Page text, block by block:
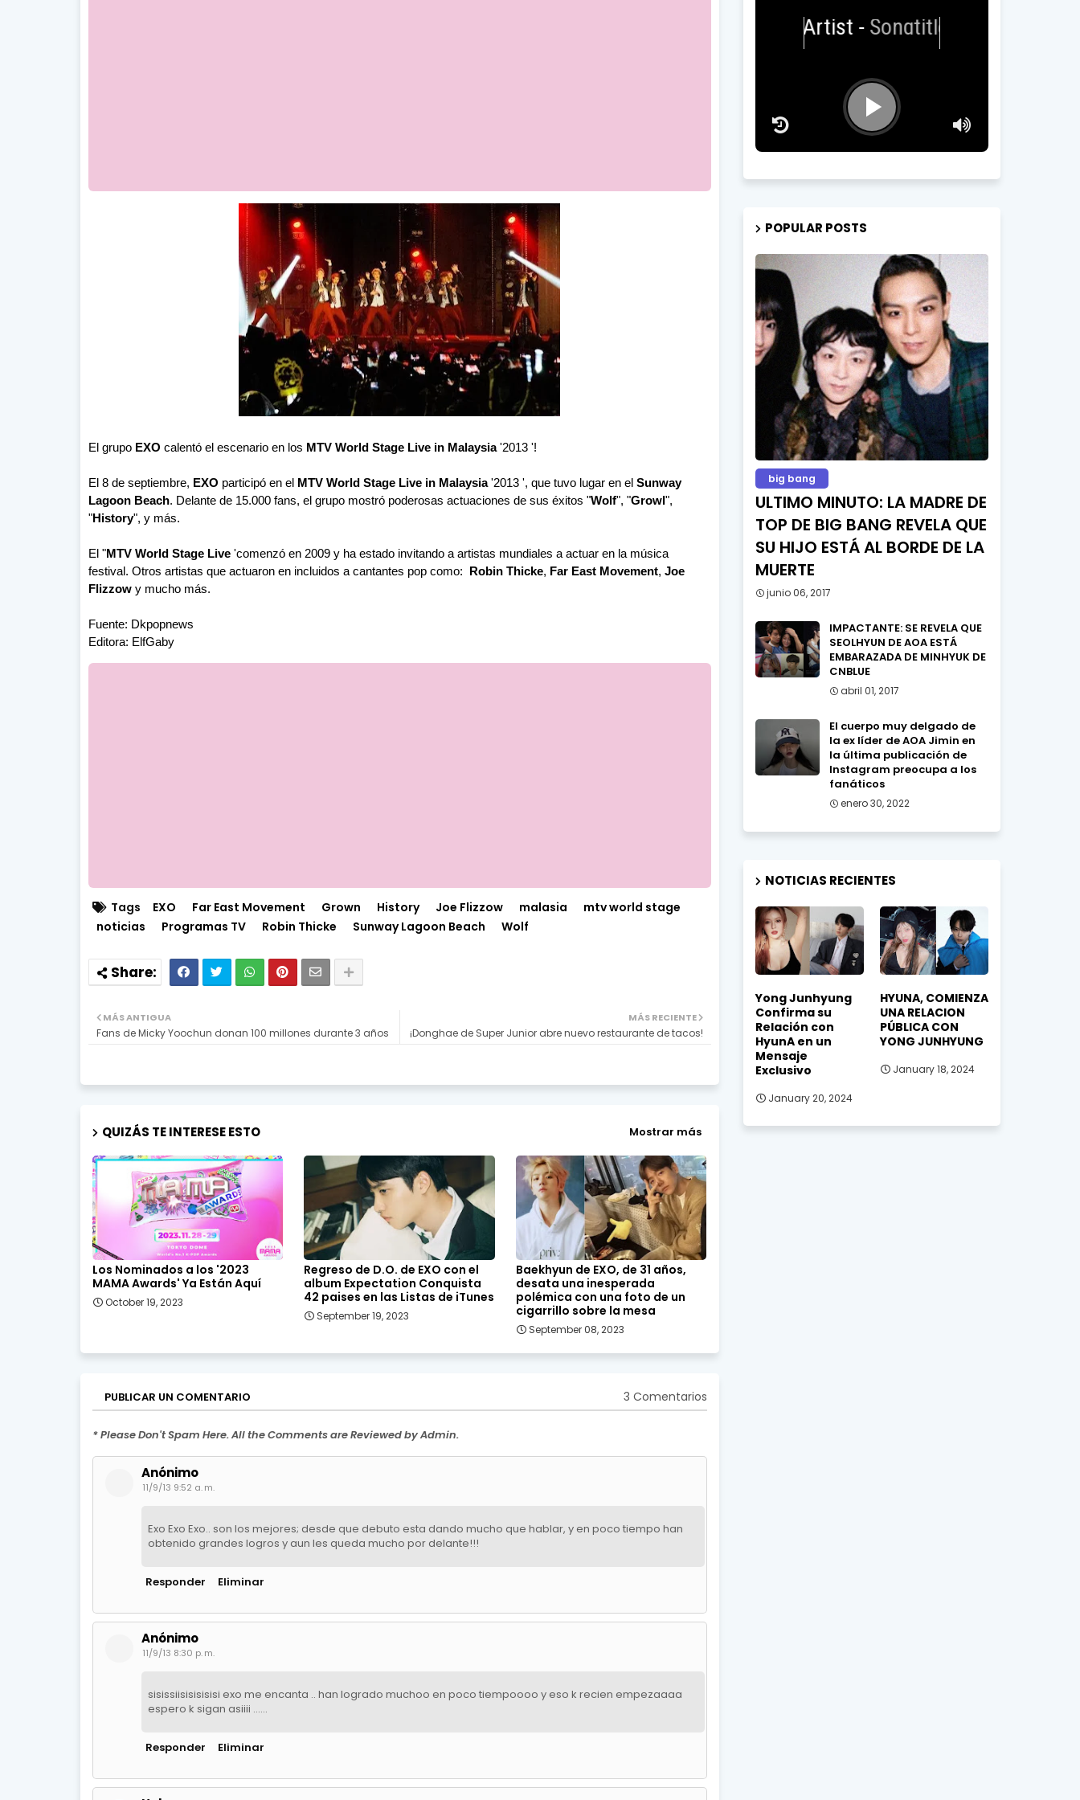
El grupoEXO calentó el escenario en los MTV World Stage Live in Malaysia '2013 '!
El 8 de septiembre, EXO participó en el MTV World Stage Live inMalaysia'2013 ', que tuvo lugar en el Sunway
Lagoon Beach. Delante de 15.000 fans, el grupo mostró poderosas actuaciones de sus éxitos "Wolf", "Growl",
"History", y más.
El "MTV World Stage Live'comenzó en 2009 y ha estado invitando a artistas mundiales a actuar en la música
festival. Otros artistas que actuaron en incluidos a cantantes pop como: Robin Thicke, Far East Movement, Joe
Flizzow y mucho más.
Fuente: Dkpopnews
Editora: ElfGaby
Tags EXO Far East Movement Grown History Joe Flizzow malasia
mtv world stage
noticias
Programas TV Robin Thicke Sunway Lagoon Beach Wolf
MÁS RECIENTE
¡Donghae de Super Junior abre nuevo restaurante de tacos!
MÁS ANTIGUA
Fans de Micky Yoochun donan 100 millones durante 3 años
QUIZÁS TE INTERESE ESTO Mostrar más
Los Nominados a los '2023
MAMA Awards' Ya Están Aquí
October 19, 2023
Regreso de D.O. de EXO con el
album Expectation Conquista
42 paises en las Listas de iTunes
September 19, 2023
Baekhyun de EXO, de 31 años,
desata una inesperada
polémica con una foto de un
cigarrillo sobre la mesa
September 08, 2023
PUBLICAR UN COMENTARIO 3 Comentarios
* Please Don't Spam Here. All the Comments are Reviewed by Admin.
Anónimo
11/9/13 9:52 a. m.
Exo Exo Exo.. son los mejores; desde que debuto esta dando mucho que hablar, y en poco tiempo han
obtenido grandes logros y aun les queda mucho por delante!!!
Responder Eliminar
Anónimo
11/9/13 8:30 p. m.
sisissiisisisisisi exo me encanta .. han logrado muchoo en poco tiempoooo y eso k recien empezaaaa
espero k sigan asiiii ......
Responder Eliminar
Artist-Songtitle
POPULAR POSTS
big bang
ULTIMO MINUTO: LA MADRE DE
TOP DE BIG BANG REVELA QUE
SU HIJO ESTÁ AL BORDE DE LA
MUERTE
junio 06, 2017
IMPACTANTE: SE REVELA QUE
SEOLHYUN DE AOA ESTÁ
EMBARAZADA DE MINHYUK DE
CNBLUE
abril 01, 2017
El cuerpo muy delgado de
la ex líder de AOA Jimin en
la última publicación de
Instagram preocupa a los
fanáticos
enero 30, 2022
NOTICIAS RECIENTES
Yong Junhyung
Confirma su
Relación con
HyunA en un
Mensaje
Exclusivo
January 20, 2024
HYUNA, COMIENZA
UNA RELACION
PÚBLICA CON
YONG JUNHYUNG
January 18, 2024